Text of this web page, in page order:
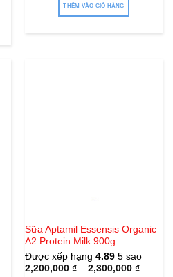
THÊM VÀO GIỎ HÀNG
Sữa Aptamil Essensis Organic
A2 Protein Milk 900g
Được xếp hạng 4.895 sao
2,200,000 ₫– 2,300,000 ₫